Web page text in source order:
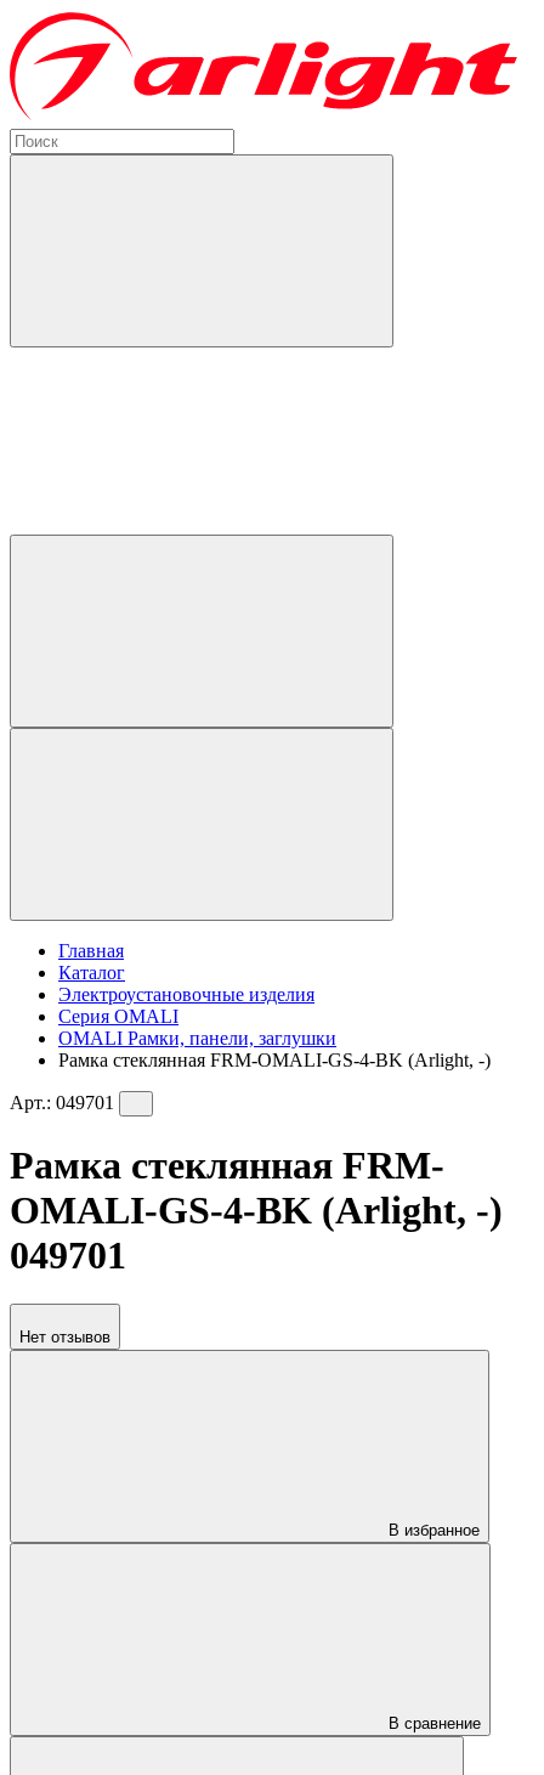
Главная
Каталог
Электроустановочные изделия
Серия OMALI
OMALI Рамки, панели, заглушки
Рамка стеклянная FRM-OMALI-GS-4-BK (Arlight, -)
Арт.: 049701
Рамка стеклянная FRM-
OMALI-GS-4-BK (Arlight, -)
049701
Нет отзывов
В избранное
В сравнение